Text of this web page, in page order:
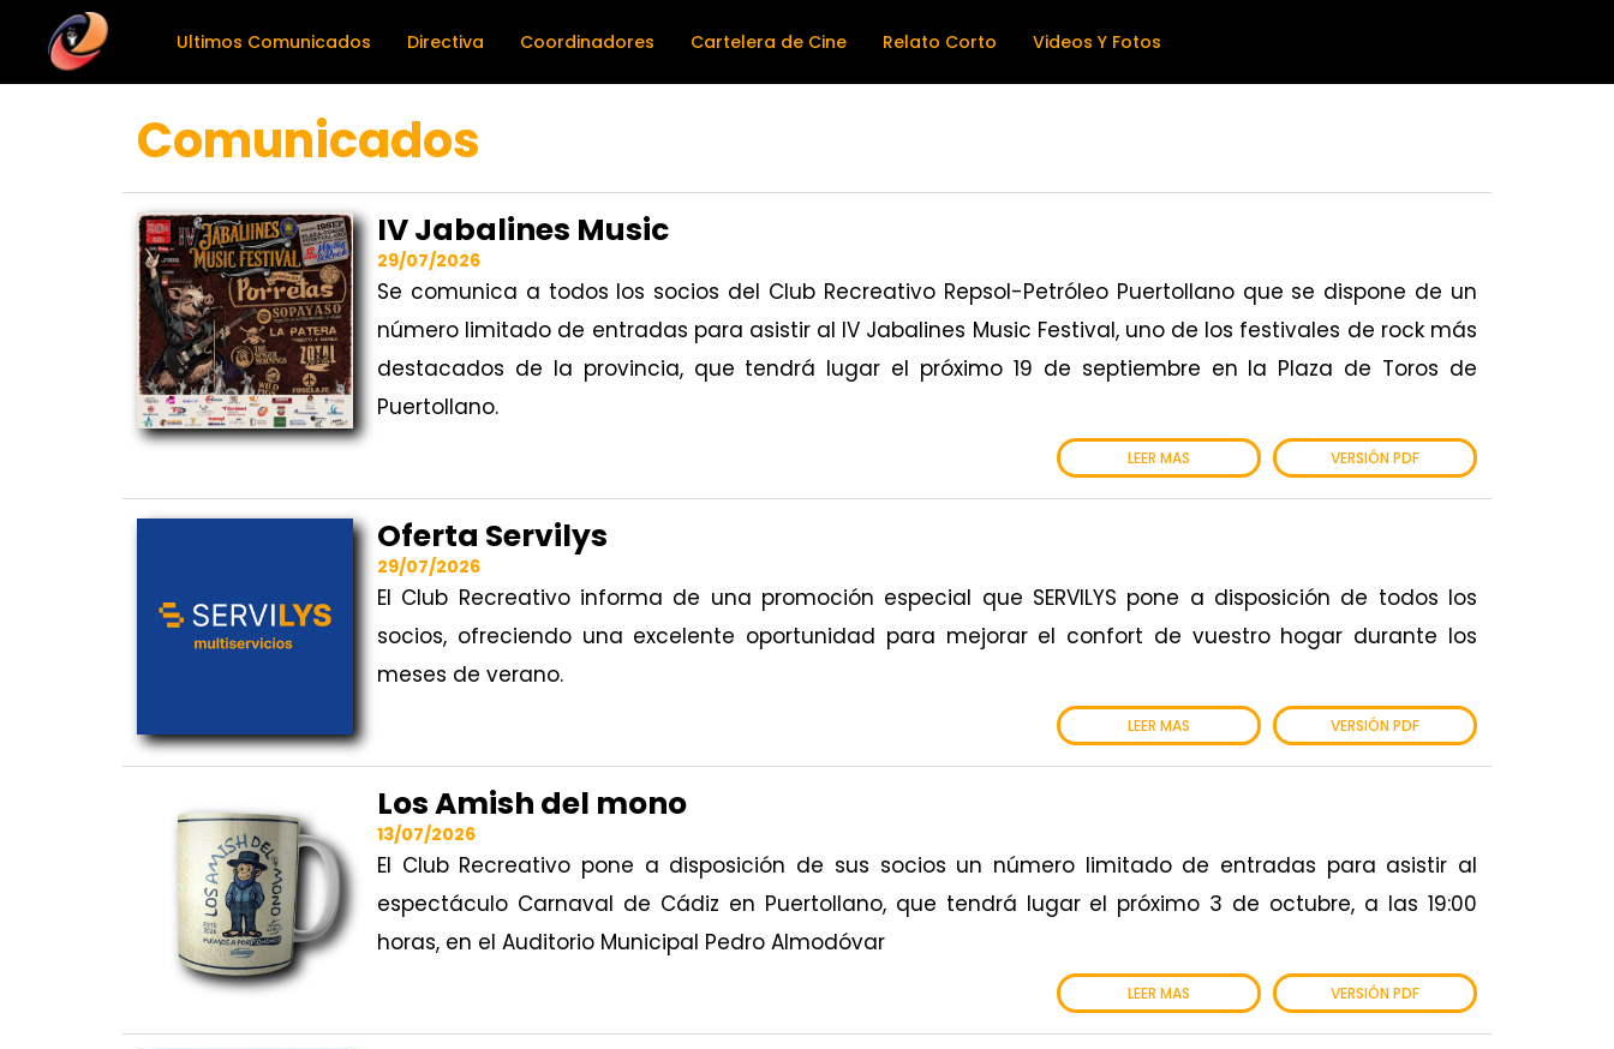
Ultimos Comunicados Directiva Coordinadores Cartelera de Cine Relato Corto Videos Y Fotos
Comunicados
IV Jabalines Music
29/07/2026
Se comunica a todos los socios del Club Recreativo Repsol-Petróleo Puertollano que se dispone de un
número limitado de entradas para asistir al IV Jabalines Music Festival, uno de los festivales de rock más
destacados de la provincia, que tendrá lugar el próximo 19 de septiembre en la Plaza de Toros de
Puertollano.
VERSIÓN PDF
LEER MAS
Oferta Servilys
29/07/2026
El Club Recreativo informa de una promoción especial que SERVILYS pone a disposición de todos los
socios, ofreciendo una excelente oportunidad para mejorar el confort de vuestro hogar durante los
meses de verano.
VERSIÓN PDF
LEER MAS
Los Amish del mono
13/07/2026
El Club Recreativo pone a disposición de sus socios un número limitado de entradas para asistir al
espectáculo Carnaval de Cádiz en Puertollano, que tendrá lugar el próximo 3 de octubre, a las 19:00
horas, en el Auditorio Municipal Pedro Almodóvar
VERSIÓN PDF
LEER MAS